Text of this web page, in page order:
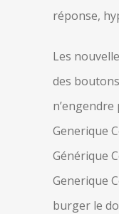
réponse,
Les
des
n’engendre
Generique
Générique
Generique
burger le